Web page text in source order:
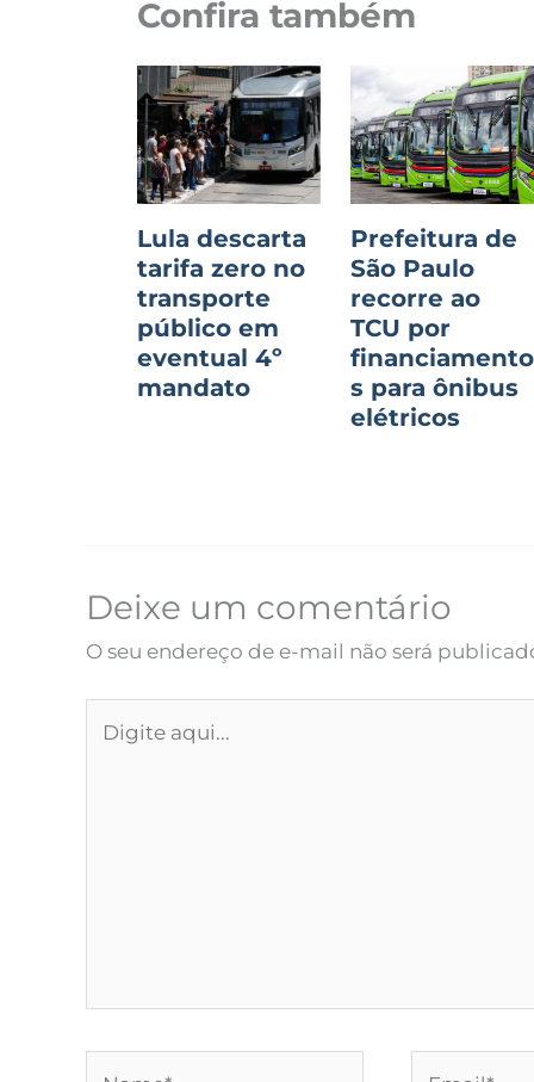
Confira também
Lula descarta
tarifa zero no
transporte
público em
eventual 4º
mandato
Prefeitura de
São Paulo
recorre ao
TCU por
financiamento
s para ônibus
elétricos
Deixe um comentário
O seu endereço de e-mail não será
aqui...